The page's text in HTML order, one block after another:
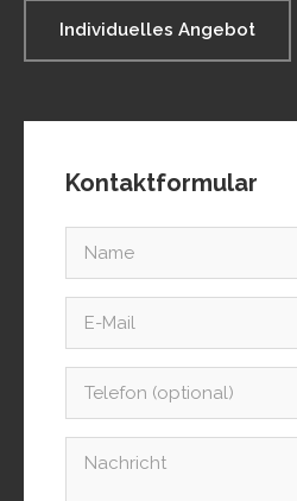
Individuelles Angebot
Kontaktformular